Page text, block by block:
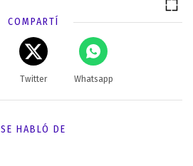
COMPARTÍ
Twitter Whatsapp
SE HABLÓ DE